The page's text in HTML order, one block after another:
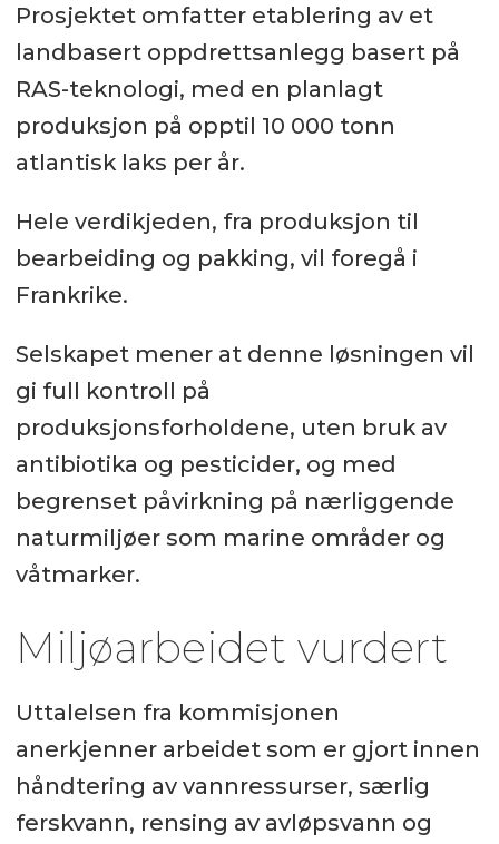
Prosjektet omfatter etablering av et
landbasert oppdrettsanlegg basert på
RAS-teknologi, med en planlagt
produksjon på opptil 10 000 tonn
atlantisk laks per år.
Hele verdikjeden, fra produksjon til
bearbeiding og pakking, vil foregå i
Frankrike.
Selskapet mener at denne løsningen vil
gi full kontroll på
produksjonsforholdene, uten bruk av
antibiotika og pesticider, og med
begrenset påvirkning på nærliggende
naturmiljøer som marine områder og
våtmarker.
Miljøarbeidet vurdert
Uttalelsen fra kommisjonen
anerkjenner arbeidet som er gjort innen
håndtering av vannressurser, særlig
ferskvann, rensing av avløpsvann og